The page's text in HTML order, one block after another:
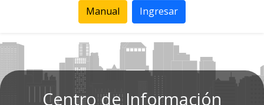
Manual Ingresar
Centro de Información